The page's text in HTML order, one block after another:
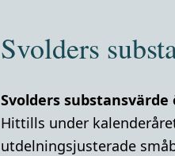
Svolders
Svolders substansvärde
Hittills under
utdelningsjusterade